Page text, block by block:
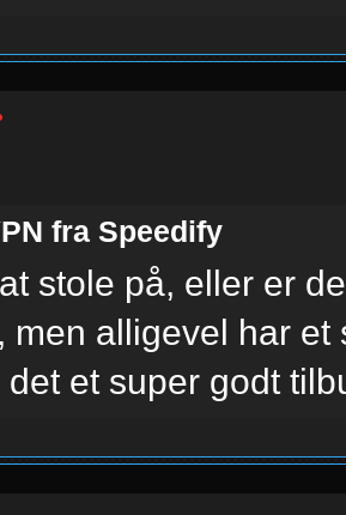
fra Speedify
stole på, eller er
men alligevel har
det et super godt